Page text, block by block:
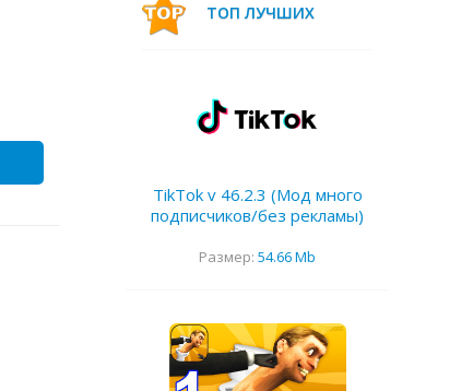
ТОП ЛУЧШИХ
TikTok v 46.2.3 (Мод много
подписчиков/без рекламы)
Размер: 54.66 Mb